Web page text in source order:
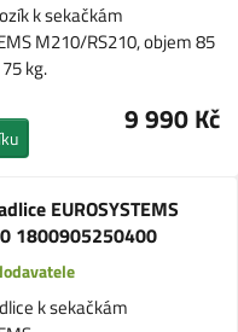
k sekačkám
M210/RS210, objem 85
kg.
9 990 Kč
EUROSYSTEMS
1800905250400
k sekačkám